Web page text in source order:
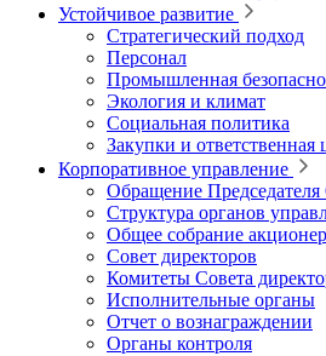
Устойчивое развитие
Стратегический подход
Персонал
Промышленная
Экология и климат
Социальная политика
Закупки и ответственная
Корпоративное управление
Обращение Председателя
Структура органов
Общее собрание
Совет директоров
Комитеты Совета
Исполнительные органы
Отчет о вознаграждении
Органы контроля